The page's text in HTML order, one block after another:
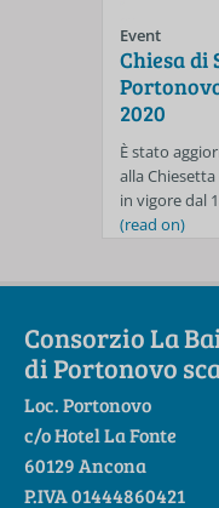
Event
Chiesa di
2020
È stato
alla
in vigore dal
(read on)
Consorzio La
di Portonovo
Loc. Portonovo
c/o Hotel La Fonte
60129 Ancona
P.IVA 01444860421